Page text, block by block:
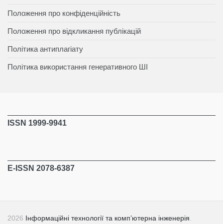
Положення про конфіденційність
Положення про відкликання публікацій
Політика антиплагіату
Політика використання генеративного ШІ
ISSN 1999-9941
E-ISSN 2078-6387
2026 Інформаційні технології та комп’ютерна інженерія